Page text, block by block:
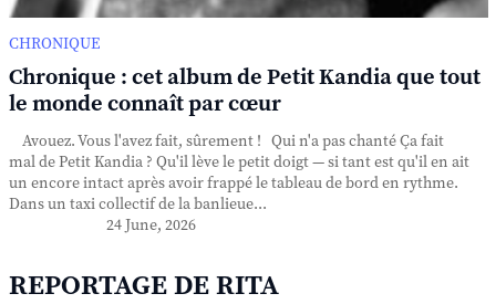
CHRONIQUE
Chronique : cet album de Petit Kandia que tout
le monde connaît par cœur
Avouez. Vous l'avez fait, sûrement ! Qui n'a pas chanté Ça fait
mal de Petit Kandia ? Qu'il lève le petit doigt — si tant est qu'il en ait
un encore intact après avoir frappé le tableau de bord en rythme.
Dans un taxi collectif de la banlieue...
24 June, 2026
REPORTAGE DE RITA